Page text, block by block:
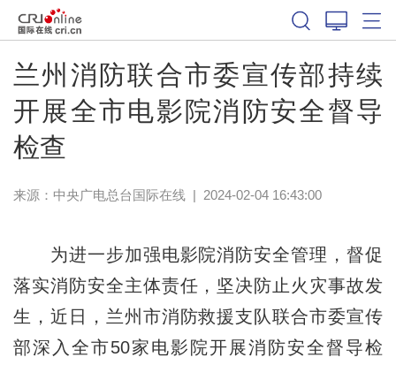
兰州消防联合市委宣传部持续
开展全市电影院消防安全督导
检查
来源：中央广电总台国际在线| 2024-02-04 16:43:00
为进一步加强电影院消防安全管理，督促
落实消防安全主体责任，坚决防止火灾事故发
生，近日，兰州市消防救援支队联合市委宣传
部深入全市50家电影院开展消防安全督导检